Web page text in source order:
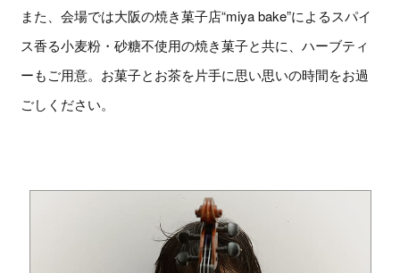
また、会場では大阪の焼き菓子店“miya bake”によるスパイ
ス香る小麦粉・砂糖不使用の焼き菓子と共に、ハーブティ
ーもご用意。お菓子とお茶を片手に思い思いの時間をお過
ごしください。